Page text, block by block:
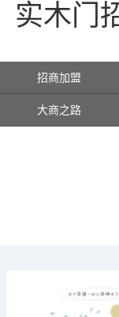
实木门
招商加盟
大商之路